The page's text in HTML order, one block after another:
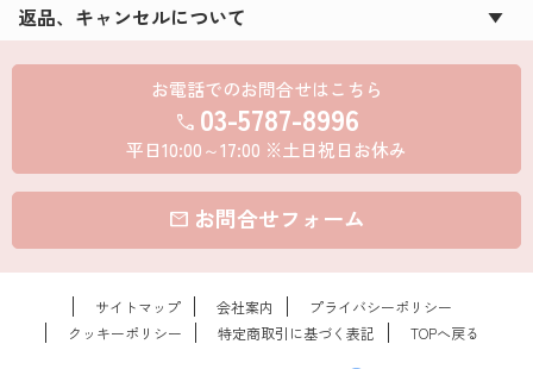
返品、キャンセルについて
お電話でのお問合せはこちら
call 03-5787-8996
平日10:00～17:00 ※土日祝日お休み
mail お問合せフォーム
サイトマップ 会社案内
プライバシーポリシー
クッキーポリシー
特定商取引に基づく表記 TOPへ戻る